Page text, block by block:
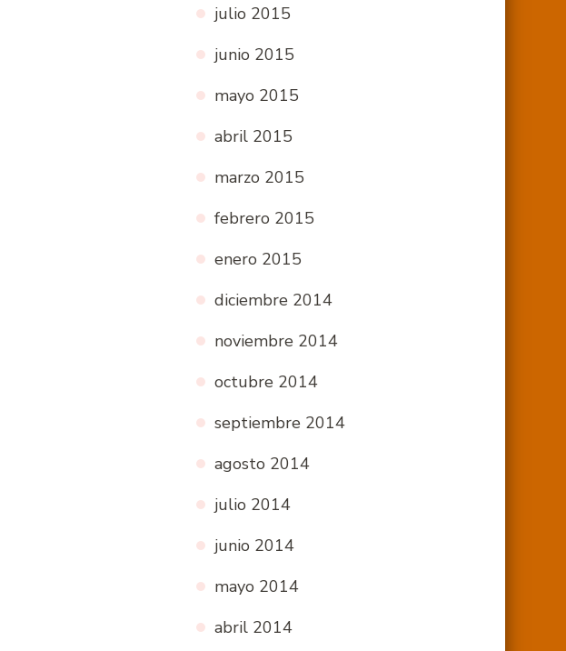
julio 2015
junio 2015
mayo 2015
abril 2015
marzo 2015
febrero 2015
enero 2015
diciembre 2014
noviembre 2014
octubre 2014
septiembre 2014
agosto 2014
julio 2014
junio 2014
mayo 2014
abril 2014